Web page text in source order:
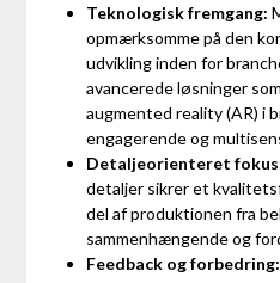
Teknologisk fremgang:
opmærksomme på den
udvikling inden for
avancerede løsninger
augmented reality (AR) i
engagerende og
Detaljeorienteret
detaljer sikrer et
del af produktionen fra
sammenhængende og
Feedback og forbedring: